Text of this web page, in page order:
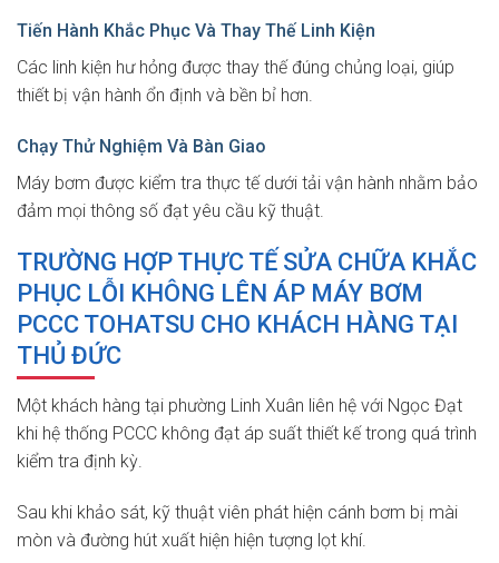
Tiến Hành Khắc Phục Và Thay Thế Linh Kiện
Các linh kiện hư hỏng được thay thế đúng chủng loại, giúp
thiết bị vận hành ổn định và bền bỉ hơn.
Chạy Thử Nghiệm Và Bàn Giao
Máy bơm được kiểm tra thực tế dưới tải vận hành nhằm bảo
đảm mọi thông số đạt yêu cầu kỹ thuật.
TRƯỜNG HỢP THỰC TẾ SỬA CHỮA KHẮC
PHỤC LỖI KHÔNG LÊN ÁP MÁY BƠM
PCCC TOHATSU CHO KHÁCH HÀNG TẠI
THỦ ĐỨC
Một khách hàng tại phường Linh Xuân liên hệ với Ngọc Đạt
khi hệ thống PCCC không đạt áp suất thiết kế trong quá trình
kiểm tra định kỳ.
Sau khi khảo sát, kỹ thuật viên phát hiện cánh bơm bị mài
mòn và đường hút xuất hiện hiện tượng lọt khí.